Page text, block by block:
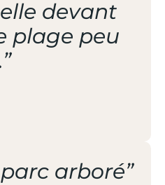
devant
plage peu
parc arboré”